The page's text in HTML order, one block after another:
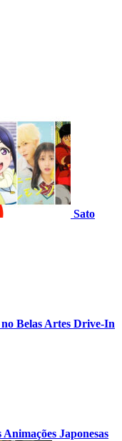
Sato
no Belas Artes Drive-In
Japonesas